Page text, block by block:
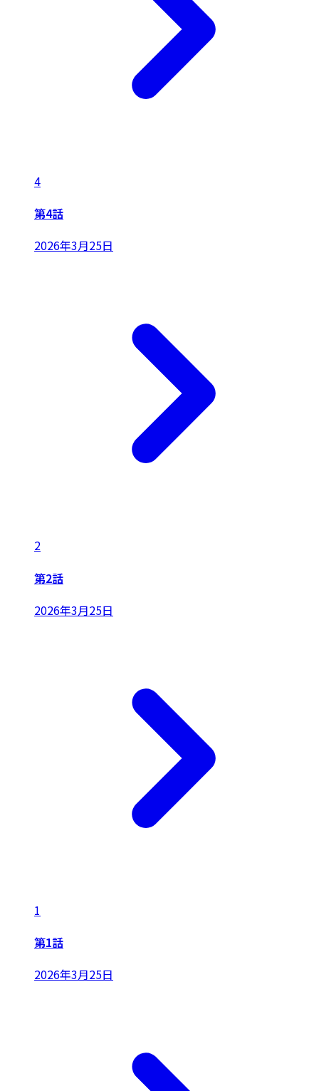
4
第4話
2026年3月25日
2
第2話
2026年3月25日
1
第1話
2026年3月25日